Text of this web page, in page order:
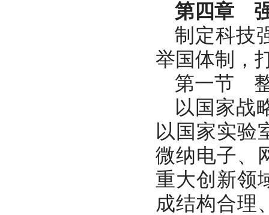
第四章
制定科技
举国体制，
第一节
以国家战
以国家实验
微纳电子、
重大创新领
成结构合理